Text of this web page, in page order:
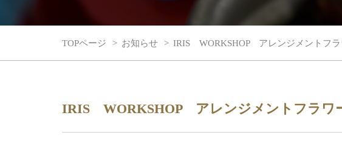
TOPページ お知らせ IRIS WORKSHOP アレンジメントフ
IRIS WORKSHOP アレンジメントフラワ